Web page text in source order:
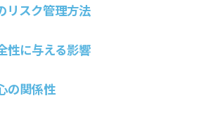
する警備の取り組み
警備の地域貢献事例
携で強化する警備の取り組み
リスク管理方法
性に与える影響
の関係性